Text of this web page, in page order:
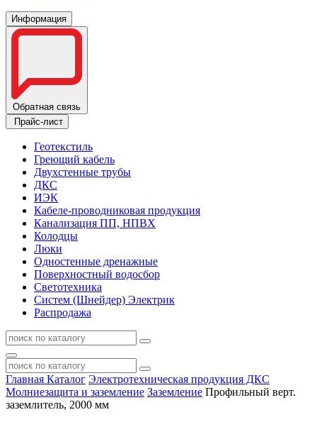
Информация
Обратная связь
Прайс-лист
Геотекстиль
Греющий кабель
Двухстенные трубы
ДКС
ИЭК
Кабеле-проводниковая продукция
Канализация ПП, НПВХ
Колодцы
Люки
Одностенные дренажные
Поверхностный водосбор
Светотехника
Систем (Шнейдер) Электрик
Распродажа
Главная Каталог Электротехническая продукция ДКС
Молниезащита и заземление Заземление Профильный верт.
заземлитель, 2000 мм